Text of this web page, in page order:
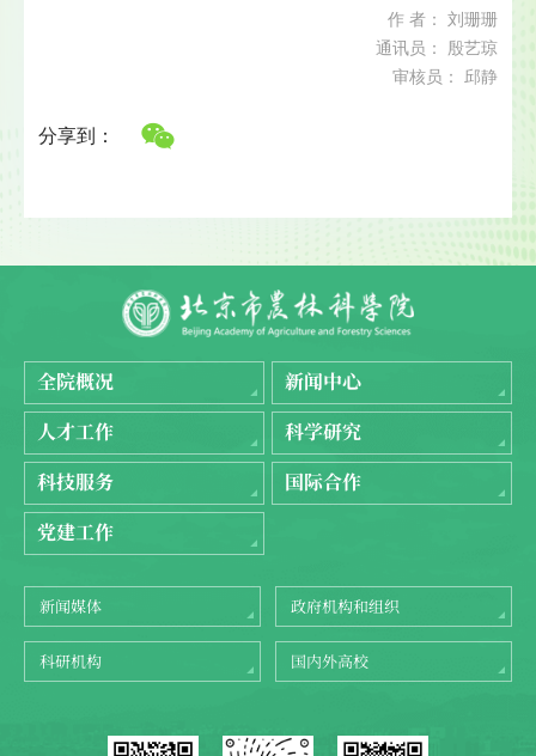
作 者： 刘珊珊
通讯员： 殷艺琼
审核员： 邱静
分享到：
全院概况
新闻中心
人才工作
科学研究
科技服务
国际合作
党建工作
新闻媒体 政府机构和组织
科研机构 国内外高校